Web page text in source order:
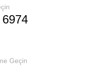
Geçin
Arıtıcı